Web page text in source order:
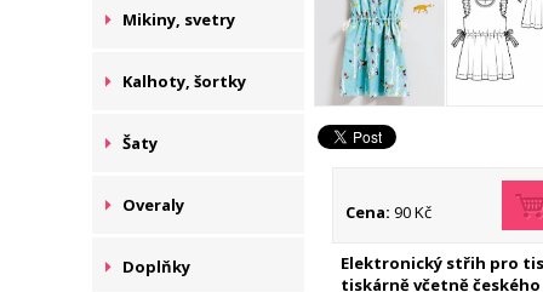
Mikiny, svetry
Kalhoty, šortky
Šaty
Overaly
Doplňky
Cena: 90 Kč
Elektronický střih pro
tiskárně včetně českého